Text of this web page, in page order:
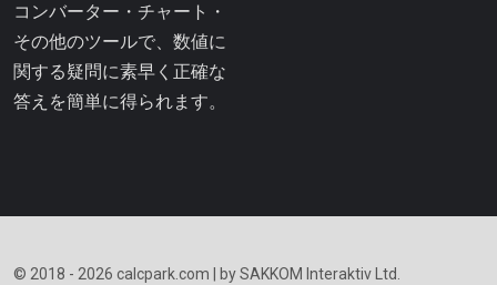
コンバーター・チャート・
その他のツールで、数値に
関する疑問に素早く正確な
答えを簡単に得られます。
© 2018 - 2026 calcpark.com | by SAKKOM Interaktiv Ltd.